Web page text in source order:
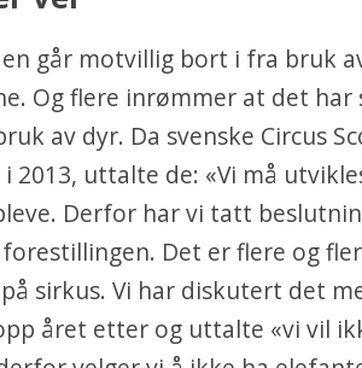
går motvillig bort i fra bruk
Og flere inrømmer at det har
av dyr. Da svenske Circus
2013, uttalte de: «Vi må
Derfor har vi tatt
Det er flere og
sirkus. Vi har diskutert det
året etter og uttalte «vi vil